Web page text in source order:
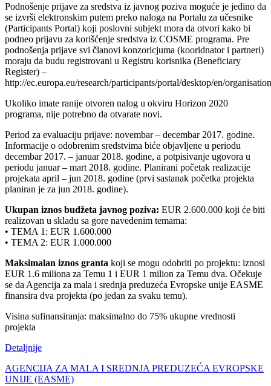
Podnošenje prijave za sredstva iz javnog poziva moguće je jedino da
se izvrši elektronskim putem preko naloga na Portalu za učesnike
(Participants Portal) koji poslovni subjekt mora da otvori kako bi
podneo prijavu za korišćenje sredstva iz COSME programa. Pre
podnošenja prijave svi članovi konzoricjuma (kooridnator i partneri)
moraju da budu registrovani u Registru korisnika (Beneficiary
Register) –
http://ec.europa.eu/research/participants/portal/desktop/en/
Ukoliko imate ranije otvoren nalog u okviru Horizon 2020
programa, nije potrebno da otvarate novi.
Period za evaluaciju prijave: novembar – decembar 2017. godine.
Informacije o odobrenim sredstvima biće objavljene u periodu
decembar 2017. – januar 2018. godine, a potpisivanje ugovora u
periodu januar – mart 2018. godine. Planirani početak realizacije
projekata april – jun 2018. godine (prvi sastanak početka projekta
planiran je za jun 2018. godine).
Ukupan iznos budžeta javnog poziva: EUR 2.600.000 koji će biti
realizovan u skladu sa gore navedenim temama:
• TEMA 1: EUR 1.600.000
• TEMA 2: EUR 1.000.000
Maksimalan iznos granta koji se mogu odobriti po projektu: iznosi
EUR 1.6 miliona za Temu 1 i EUR 1 milion za Temu dva. Očekuje
se da Agencija za mala i srednja preduzeća Evropske unije EASME
finansira dva projekta (po jedan za svaku temu).
Visina sufinansiranja: maksimalno do 75% ukupne vrednosti
projekta
Detaljnije
AGENCIJA ZA MALA I SREDNJA PREDUZEĆA EVROPSKE
UNIJE (EASME)